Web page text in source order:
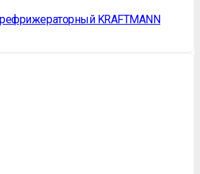
KRAFTMANN